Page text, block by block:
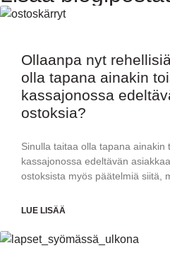
Ollaanpa nyt
olla tapana ainakin
kassajonossa
ostoksia?
Sinulla taitaa olla tapana ainakin
kassajonossa edeltävän
ostoksista myös päätelmiä siitä,
LUE LISÄÄ